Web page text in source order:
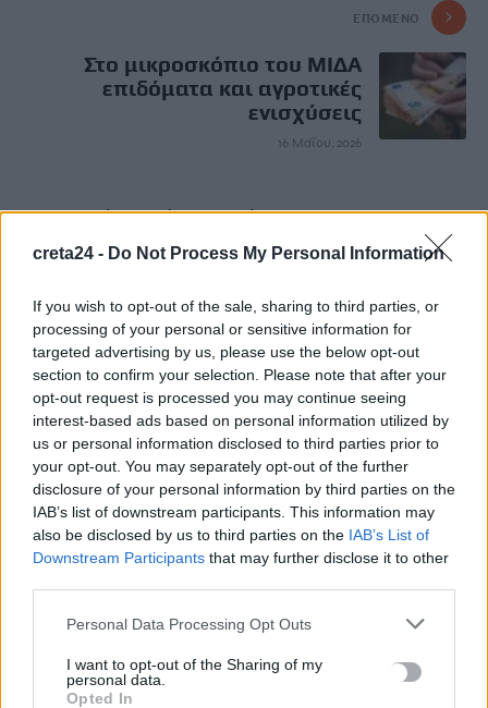
creta24 - Do Not Process My Personal Information
If you wish to opt-out of the sale, sharing to third parties, or
processing of your personal or sensitive information for
targeted advertising by us, please use the below opt-out
section to confirm your selection. Please note that after your
opt-out request is processed you may continue seeing
interest-based ads based on personal information utilized by
us or personal information disclosed to third parties prior to
your opt-out. You may separately opt-out of the further
disclosure of your personal information by third parties on the
IAB’s list of downstream participants. This information may
also be disclosed by us to third parties on the IAB’s List of
Downstream Participants that may further disclose it to other
Personal Data Processing Opt Outs
I want to opt-out of the Sharing of my
personal data.
Opted In
ΕΠΌΜΕΝΟ
Στο μικροσκόπιο του ΜΙΔΑ
επιδόματα και αγροτικές
ενισχύσεις
16 Μαΐου, 2026
Μην χάνεις είδηση. Βάλε τοCRETA24στην
Google
ΡΟΗ ΕΙΔΗΣΕΩΝ
Δημοσία δαπάνη θα τελεστεί η κηδεία του Στέλιου Ράμφου
10 Αυγούστου, 2026
Σκιάθος: Τουρίστρια τραυματίστηκε σοβαρά από ρεύμα αέρα
της τουρμπίνας αεροσκάφους
10 Αυγούστου, 2026
«Η Χανιώτικη κοινωνία και οικονομία έχουν ανάγκη βιώσιμο